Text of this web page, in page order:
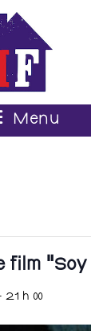
Menu
film “Soy
21 h 00